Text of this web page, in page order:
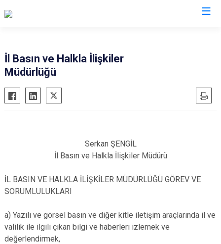
İl Basın ve Halkla İlişkiler
Müdürlüğü
Serkan ŞENGİL
İl Basın ve Halkla İlişkiler Müdürü
İL BASIN VE HALKLA İLİŞKİLER MÜDÜRLÜĞÜ GÖREV VE
SORUMLULUKLARI
a) Yazılı ve görsel basın ve diğer kitle iletişim araçlarında il ve
valilik ile ilgili çıkan bilgi ve haberleri izlemek ve
değerlendirmek,